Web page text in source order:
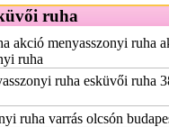
ruha
akció menyasszonyi ruha
ruha
ruha esküvői ruha
ruha varrás olcsón